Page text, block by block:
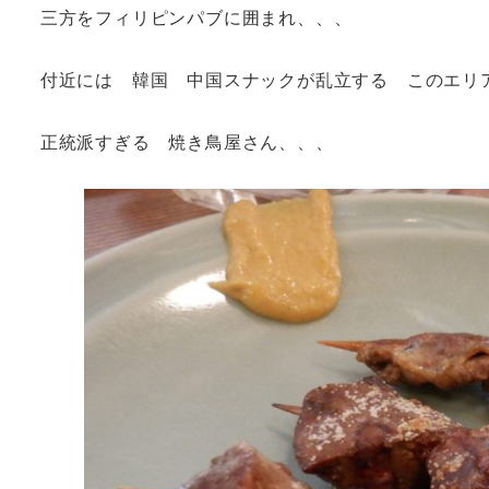
三方をフィリピンパブに囲まれ、、、
付近には 韓国 中国スナックが乱立する このエリ
正統派すぎる 焼き鳥屋さん、、、